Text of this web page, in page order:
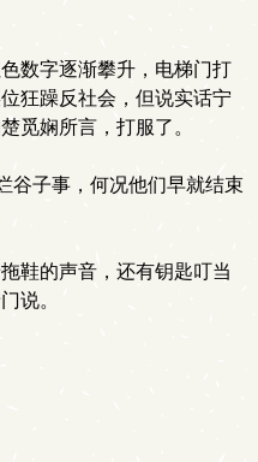
数字逐渐攀升，电梯门打
狂躁反社会，但说实话宁
觅娴所言，打服了。
谷子事，何况他们早就结束
鞋的声音，还有钥匙叮当
说。